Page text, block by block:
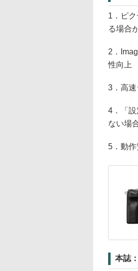
1．ピ
る場合
2．
性向上
3．高
4．「
ない場
5．動作
本誌